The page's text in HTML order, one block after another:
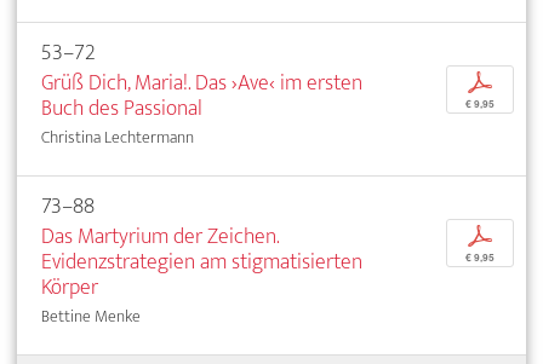
53–72
Grüß Dich, Maria!. Das ›Ave‹ im ersten
Buch des Passional
Christina Lechtermann
p
€ 9,95
73–88
Das Martyrium der Zeichen.
Evidenzstrategien am stigmatisierten
Körper
Bettine Menke
p
€ 9,95